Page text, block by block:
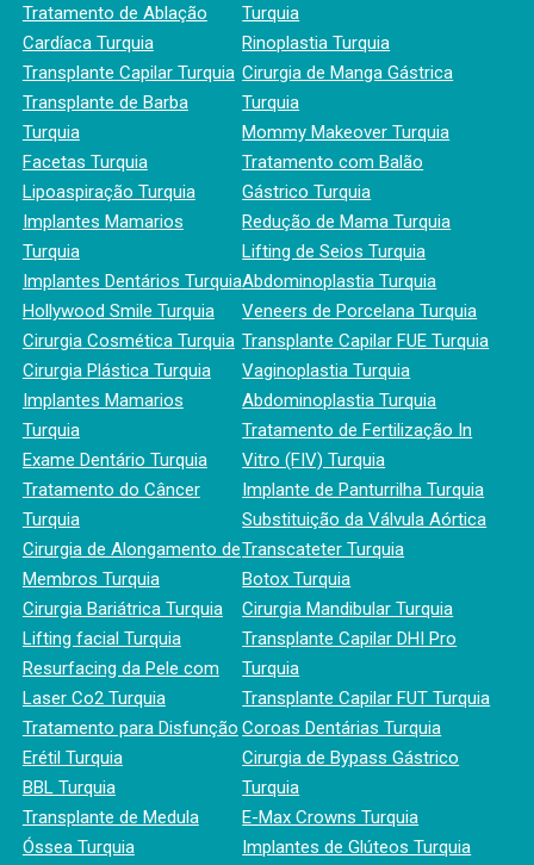
Tratamento de Ablação
Cardíaca Turquia
Transplante Capilar Turquia
Transplante de Barba
Turquia
Facetas Turquia
Lipoaspiração Turquia
Implantes Mamarios
Turquia
Implantes Dentários Turquia
Hollywood Smile Turquia
Cirurgia Cosmética Turquia
Cirurgia Plástica Turquia
Implantes Mamarios
Turquia
Exame Dentário Turquia
Tratamento do Câncer
Turquia
Cirurgia de Alongamento de
Membros Turquia
Cirurgia Bariátrica Turquia
Lifting facial Turquia
Resurfacing da Pele com
Laser Co2 Turquia
Tratamento para Disfunção
Erétil Turquia
BBL Turquia
Transplante de Medula
Óssea Turquia
Turquia
Rinoplastia Turquia
Cirurgia de Manga Gástrica
Turquia
Mommy Makeover Turquia
Tratamento com Balão
Gástrico Turquia
Redução de Mama Turquia
Lifting de Seios Turquia
Abdominoplastia Turquia
Veneers de Porcelana Turquia
Transplante Capilar FUE Turquia
Vaginoplastia Turquia
Abdominoplastia Turquia
Tratamento de Fertilização In
Vitro (FIV) Turquia
Implante de Panturrilha Turquia
Substituição da Válvula Aórtica
Transcateter Turquia
Botox Turquia
Cirurgia Mandibular Turquia
Transplante Capilar DHI Pro
Turquia
Transplante Capilar FUT Turquia
Coroas Dentárias Turquia
Cirurgia de Bypass Gástrico
Turquia
E-Max Crowns Turquia
Implantes de Glúteos Turquia